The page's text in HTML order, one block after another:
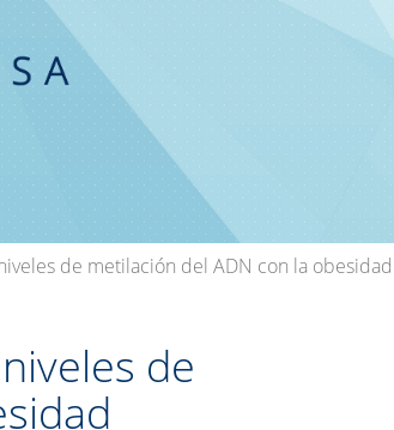
de metilación del ADN con la obesidad
de